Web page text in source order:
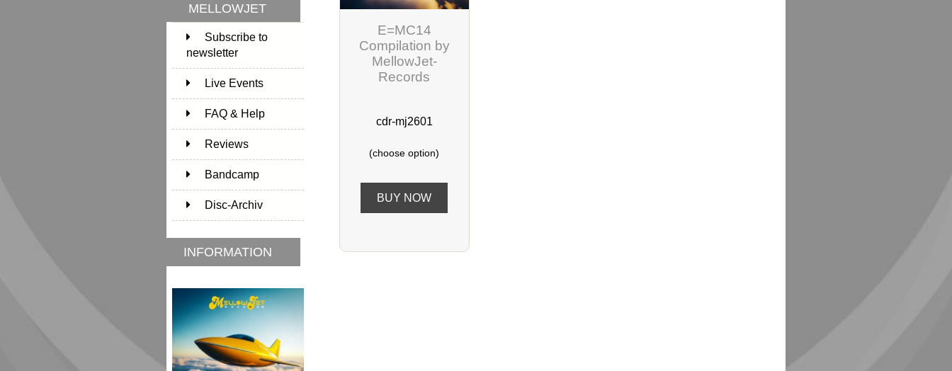
MELLOWJET
Subscribe to
newsletter
Live Events
FAQ & Help
Reviews
Bandcamp
Disc-Archiv
INFORMATION
E=MC14
Compilation by
MellowJet-
Records
cdr-mj2601
(choose option)
BUY NOW